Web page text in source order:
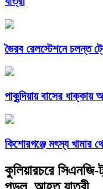
ভৈরব রেলস্টেশনে চলন্ত
পাকুন্দিয়ায় বাসের
কিশোরগঞ্জে মৎস্য খামার
কুলিয়ারচরে সিএনজি-